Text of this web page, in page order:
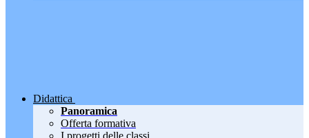
Didattica
Panoramica
Offerta formativa